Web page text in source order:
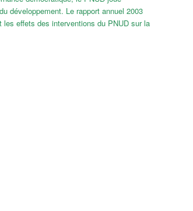
développement. Le rapport annuel 2003
effets des interventions du PNUD sur la